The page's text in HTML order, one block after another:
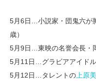
5月6日…小説家・団鬼六が
歳）
5月9日…東映の名誉会長・
5月11日…グラビアアイド
5月12日…タレントの上原